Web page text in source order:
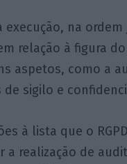
execução, na
relação à figura
aspetos, como a
de sigilo e
à lista que o
a realização de